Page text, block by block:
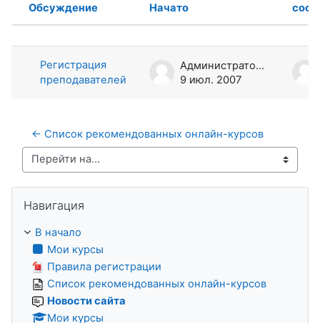
Статус
Обсуждение Начато
Регистрация
преподавателей
Администратор СМДО
9 июл. 2007
← Список рекомендованных онлайн-курсов
Перейти на...
Навигация
В начало
Мои курсы
Правила регистрации
Список рекомендованных онлайн-курсов
Новости сайта
Мои курсы